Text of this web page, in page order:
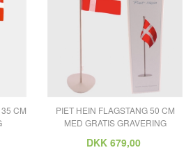
CM
PIET HEIN FLAGSTANG 50 CM
MED GRATIS GRAVERING
DKK 679,00